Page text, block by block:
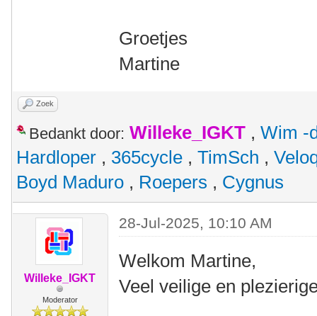
Groetjes
Martine
Zoek
Bedankt door: Willeke_IGKT , Wim -
Hardloper , 365cycle , TimSch ,
Boyd Maduro , Roepers , Cygnus
Willeke_IGKT
Moderator
28-Jul-2025, 10:10 AM
Welkom Martine,
Veel veilige en